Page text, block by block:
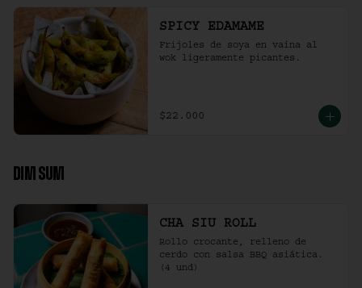
SPICY EDAMAME
Frijoles de soya en vaina al
wok ligeramente picantes.
$22.000
DIM SUM
CHA SIU ROLL
Rollo crocante, relleno de
cerdo con salsa BBQ asiática.
(4 und)